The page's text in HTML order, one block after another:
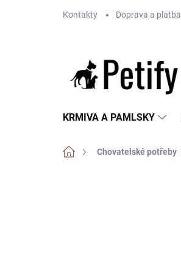
Kontakty Doprava a platba
KRMIVA A PAMLSKY
Domů Chovatelské potřeby